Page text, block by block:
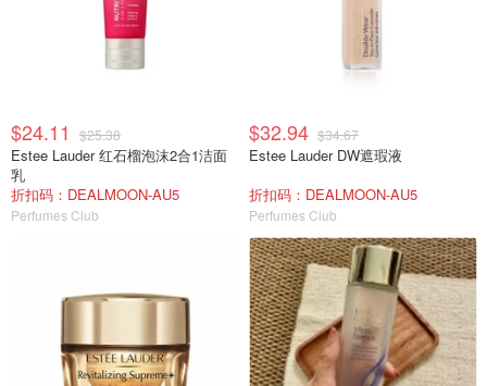
$24.11 $25.38
Estee Lauder 红石榴泡沫2合1洁面
乳
折扣码：DEALMOON-AU5
Perfumes Club
$32.94 $34.67
Estee Lauder DW遮瑕液
折扣码：DEALMOON-AU5
Perfumes Club